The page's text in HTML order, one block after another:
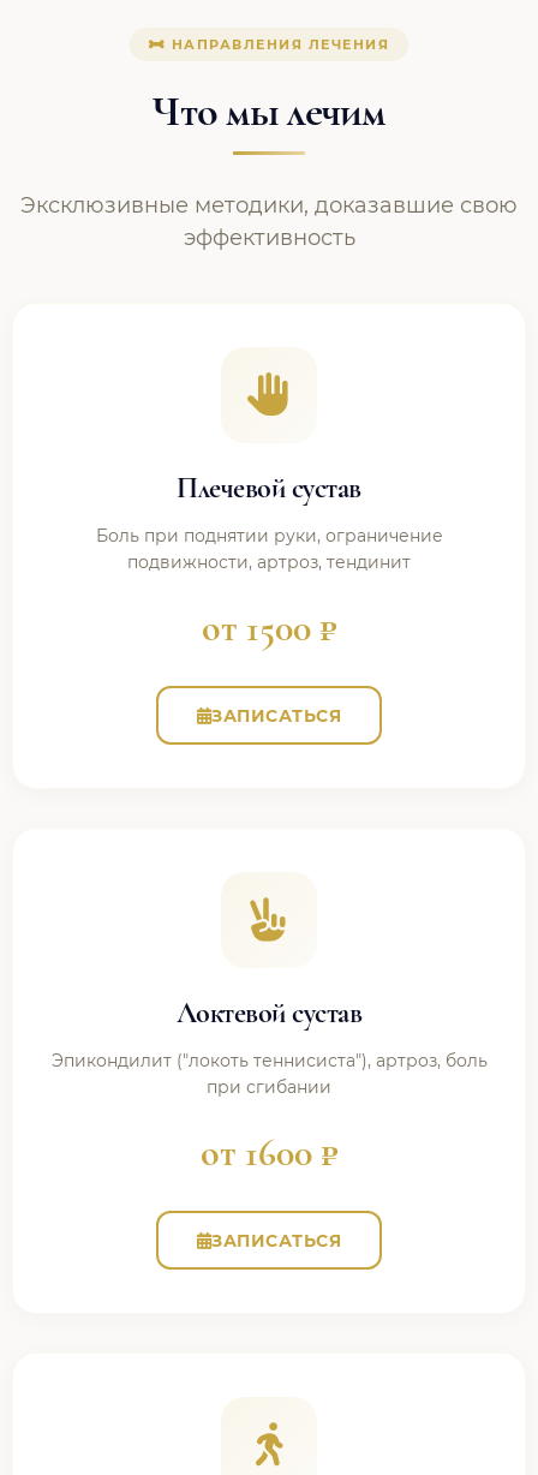
НАПРАВЛЕНИЯ ЛЕЧЕНИЯ
Что мы лечим
Эксклюзивные методики, доказавшие свою
эффективность
Плечевой сустав
Боль при поднятии руки, ограничение
подвижности, артроз, тендинит
от 1500 ₽
ЗАПИСАТЬСЯ
Локтевой сустав
Эпикондилит ("локоть теннисиста"), артроз, боль
при сгибании
от 1600 ₽
ЗАПИСАТЬСЯ